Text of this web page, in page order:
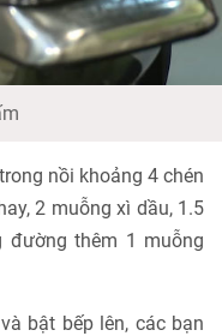
nồi khoảng 4 chén
2 muỗng xì dầu, 1.5
đường thêm 1 muỗng
bật bếp lên, các bạn